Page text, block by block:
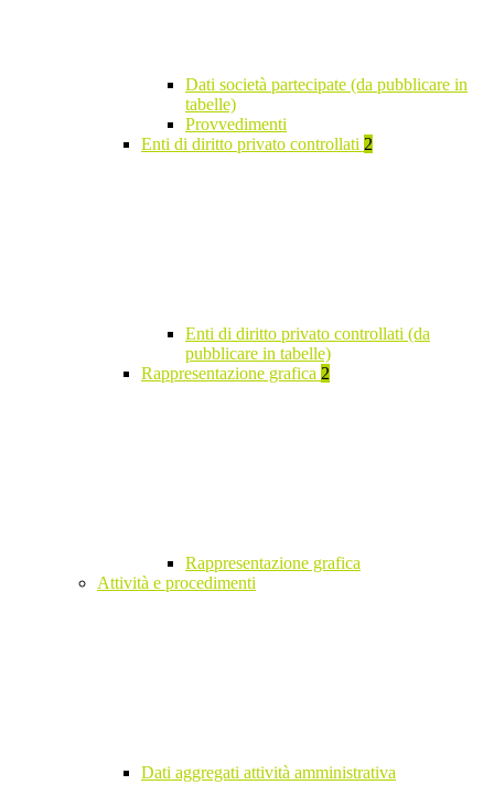
Dati società partecipate (da pubblicare in
tabelle)
Provvedimenti
Enti di diritto privato controllati 2
Enti di diritto privato controllati (da
pubblicare in tabelle)
Rappresentazione grafica 2
Rappresentazione grafica
Attività e procedimenti
Dati aggregati attività amministrativa